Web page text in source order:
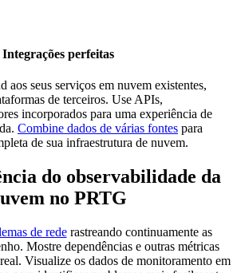
Integrações perfeitas
aos seus serviços em nuvem existentes,
de terceiros. Use APIs,
incorporados para uma experiência de
Combine dados de várias fontes para
de sua infraestrutura de nuvem.
do observabilidade da
no PRTG
de rederastreando continuamente as
Mostre dependências e outras métricas
Visualize os dados de monitoramento em